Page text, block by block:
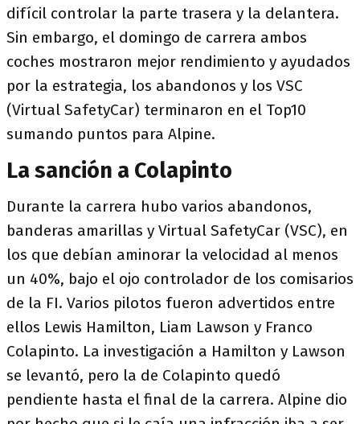
difícil controlar la parte trasera y la delantera.
Sin embargo, el domingo de carrera ambos
coches mostraron mejor rendimiento y ayudados
por la estrategia, los abandonos y los VSC
(Virtual SafetyCar) terminaron en el Top10
sumando puntos para Alpine.
La sanción a Colapinto
Durante la carrera hubo varios abandonos,
banderas amarillas y Virtual SafetyCar (VSC), en
los que debían aminorar la velocidad al menos
un 40%, bajo el ojo controlador de los comisarios
de la FI. Varios pilotos fueron advertidos entre
ellos Lewis Hamilton, Liam Lawson y Franco
Colapinto. La investigación a Hamilton y Lawson
se levantó, pero la de Colapinto quedó
pendiente hasta el final de la carrera. Alpine dio